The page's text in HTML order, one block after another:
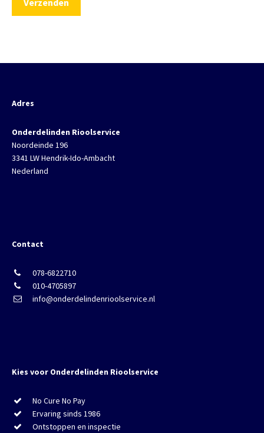
Adres
Onderdelinden Rioolservice
Noordeinde 196
3341 LW Hendrik-Ido-Ambacht
Nederland
Contact
078-6822710
010-4705897
info@onderdelindenrioolservice.nl
Kies voor Onderdelinden Rioolservice
No Cure No Pay
Ervaring sinds 1986
Ontstoppen en inspectie